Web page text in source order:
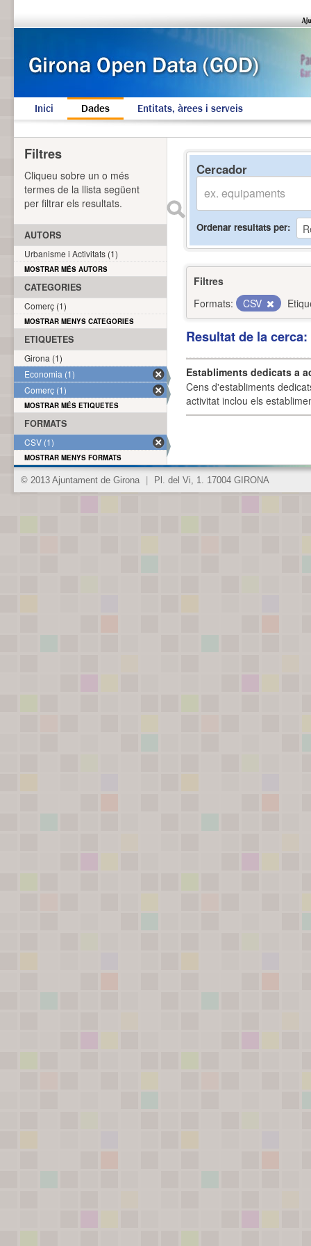
Inici Dades Entitats, àrees i serveis
Cercador
Ordenar resultats per
Filtres
Formats:
CSV
Resultat de la
Establiments dedicats a
Cens d'establiments
activitat inclou els
Filtres
Cliqueu sobre un o més
termes de la llista següent
per filtrar els resultats.
AUTORS
Urbanisme i Activitats (1)
MOSTRAR MÉS AUTORS
CATEGORIES
Comerç (1)
MOSTRAR MENYS CATEGORIES
ETIQUETES
Girona (1)
Economia (1)
Comerç (1)
MOSTRAR MÉS ETIQUETES
FORMATS
CSV (1)
MOSTRAR MENYS FORMATS
© 2013 Ajuntament de Girona Pl. del Vi, 1. 17004 GIRONA